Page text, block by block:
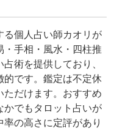
る個人占い師カオリが
手相・風水・四柱推
術を提供しており、
的です。鑑定は不定休
だけます。おすすめ
かでもタロット占いが
の高さに定評があり